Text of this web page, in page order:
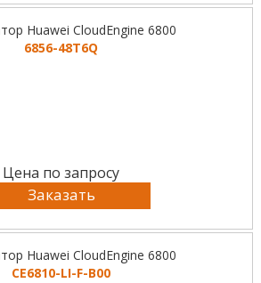
Huawei CloudEngine 6800
6856-48T6Q
Цена по запросу
Заказать
Huawei CloudEngine 6800
CE6810-LI-F-B00